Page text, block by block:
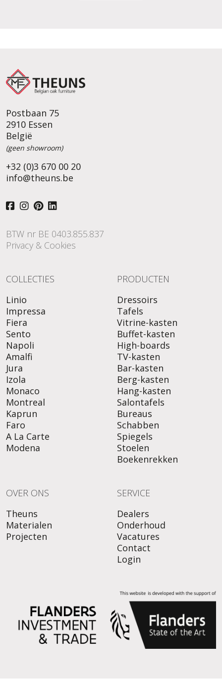
Postbaan 75
2910 Essen
België
(geen showroom)
+32 (0)3 670 00 20
info@theuns.be
BTW nr BE 0403.855.837
Privacy & Cookies
COLLECTIES
Linio
Impressa
Fiera
Sento
Napoli
Amalfi
Jura
Izola
Monaco
Montreal
Kaprun
Faro
A La Carte
Modena
PRODUCTEN
Dressoirs
Tafels
Vitrine-kasten
Buffet-kasten
High-boards
TV-kasten
Bar-kasten
Berg-kasten
Hang-kasten
Salontafels
Bureaus
Schabben
Spiegels
Stoelen
Boekenrekken
OVER ONS
Theuns
Materialen
Projecten
SERVICE
Dealers
Onderhoud
Vacatures
Contact
Login